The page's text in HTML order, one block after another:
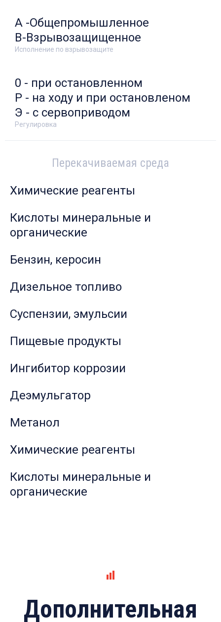
Исполнение по взрывозащите
А -Общепромышленное
В-Взрывозащищенное
Регулировка
0 - при остановленном
Р - на ходу и при остановленом
Э - с сервоприводом
Перекачиваемая среда
Химические реагенты
Кислоты минеральные и
органические
Бензин, керосин
Дизельное топливо
Суспензии, эмульсии
Пищевые продукты
Ингибитор коррозии
Деэмульгатор
Метанол
Химические реагенты
Кислоты минеральные и
органические
Дополнительная